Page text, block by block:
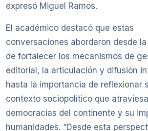
expresó Miguel Ramos.
El académico destacó que estas
conversaciones abordaron desde
de fortalecer los mecanismos de
editorial, la articulación y difusión
hasta la importancia de reflexionar
contexto sociopolítico que
democracias del continente y su
humanidades. “Desde esta